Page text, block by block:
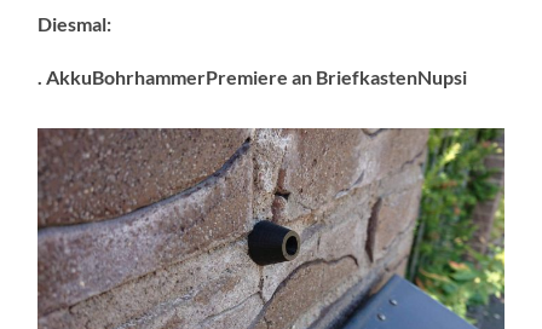
Diesmal:
. AkkuBohrhammerPremiere an BriefkastenNupsi